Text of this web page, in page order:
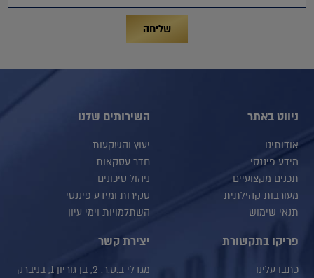
שליחה
ניווט באתר
אודותינו
מידע פיננסי
תכנים מקצועיים
מעורבות קהילתית
תנאי שימוש
השירותים שלנו
יעוץ והשקעות
חדר עסקאות
ניהול סיכונים
סקירות ומידע פיננסי
השתלמויות וימי עיון
פריקו בתקשורת
כתבו עלינו
יצירת קשר
מגדלי ב.ס.ר. 2, בן גוריון 1, בניברק